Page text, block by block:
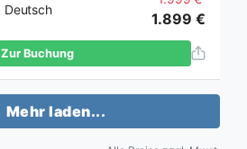
Deutsch
1.899 €
Zur Buchung
Mehr laden...